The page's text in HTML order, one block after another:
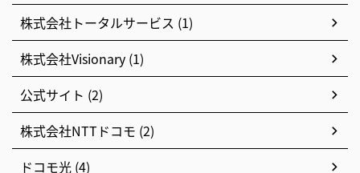
株式会社トータルサービス (1)
株式会社Visionary (1)
公式サイト (2)
株式会社NTTドコモ (2)
ドコモ光 (4)